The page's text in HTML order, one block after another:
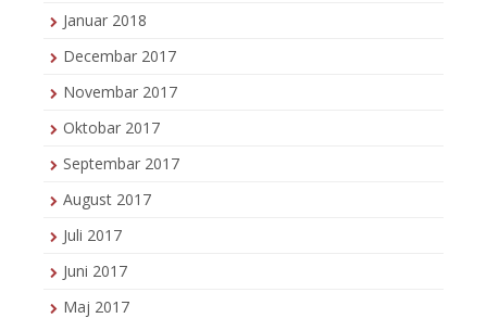
Januar 2018
Decembar 2017
Novembar 2017
Oktobar 2017
Septembar 2017
August 2017
Juli 2017
Juni 2017
Maj 2017